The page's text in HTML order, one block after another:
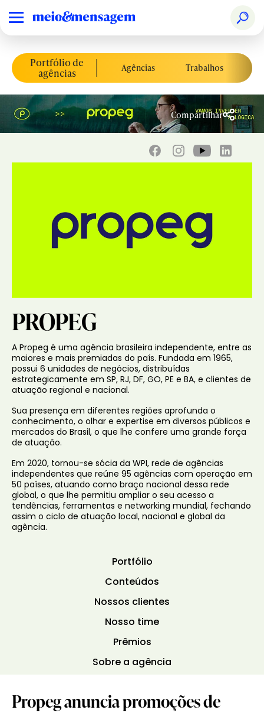
Portfólio de
agências Agências Trabalhos
Compartilhar
PROPEG
A Propeg é uma agência brasileira independente, entre as
maiores e mais premiadas do país. Fundada em 1965,
possui 6 unidades de negócios, distribuídas
estrategicamente em SP, RJ, DF, GO, PE e BA, e clientes de
atuação regional e nacional.
Sua presença em diferentes regiões aprofunda o
conhecimento, o olhar e expertise em diversos públicos e
mercados do Brasil, o que lhe confere uma grande força
de atuação.
Em 2020, tornou-se sócia da WPI, rede de agências
independentes que reúne 95 agências com operação em
50 países, atuando como braço nacional dessa rede
global, o que lhe permitiu ampliar o seu acesso a
tendências, ferramentas e networking mundial, fechando
assim o ciclo de atuação local, nacional e global da
agência.
Portfólio
Conteúdos
Nossos clientes
Nosso time
Prêmios
Sobre a agência
Propeg anuncia promoções de